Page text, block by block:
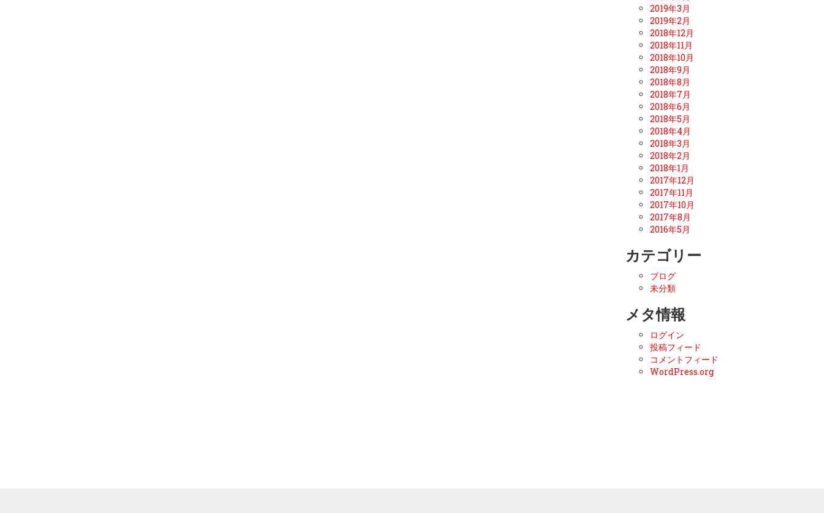
2019年3月
2019年2月
2018年12月
2018年11月
2018年10月
2018年9月
2018年8月
2018年7月
2018年6月
2018年5月
2018年4月
2018年3月
2018年2月
2018年1月
2017年12月
2017年11月
2017年10月
2017年8月
2016年5月
カテゴリー
ブログ
未分類
メタ情報
ログイン
投稿フィード
コメントフィード
WordPress.org